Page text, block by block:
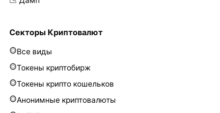
Секторы Криптовалют
Все виды
Токены криптобирж
Токены крипто кошельков
Анонимные криптовалюты